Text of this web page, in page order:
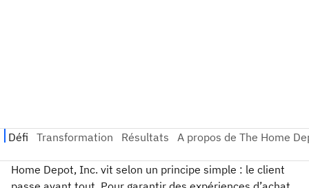
Home Depot, Inc. vit selon un principe simple : le client